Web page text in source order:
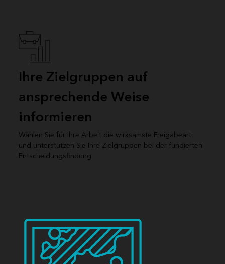
Ihre Zielgruppen auf
ansprechende Weise
informieren
Wählen Sie für Ihre Arbeit die wirksamste Freigabeart,
und unterstützen Sie Ihre Zielgruppen bei der fundierten
Entscheidungsfindung.